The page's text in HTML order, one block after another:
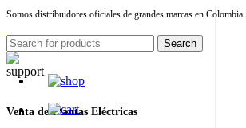
Somos distribuidores oficiales de grandes marcas en Colombia.
Search
Venta de Plantas Eléctricas